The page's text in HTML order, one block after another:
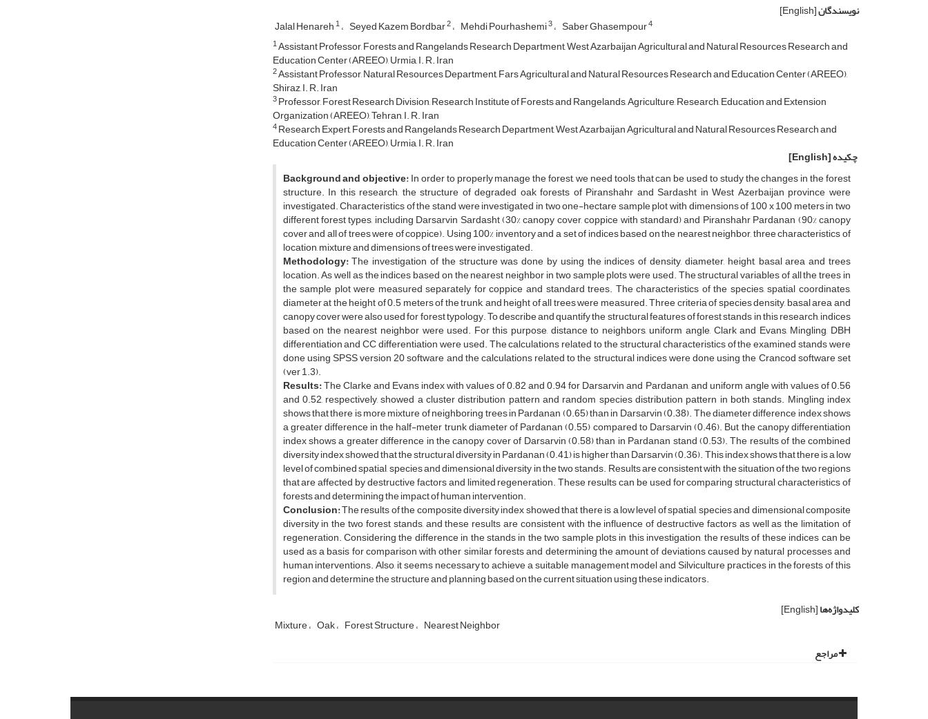
نویسندگان[English]
Jalal Henareh1 Seyed Kazem Bordbar2 Mehdi Pourhashemi3 Saber Ghasempour4
1Assistant Professor, Forests and Rangelands Research Department, West Azarbaijan Agricultural and Natural Resources Research and
Education Center (AREEO), Urmia, I. R. Iran
2Assistant Professor, Natural Resources Department, Fars Agricultural and Natural Resources Research and Education Center (AREEO),
Shiraz, I. R. Iran
3Professor, Forest Research Division, Research Institute of Forests and Rangelands, Agriculture, Research, Education and Extension
Organization (AREEO), Tehran, I. R. Iran
4Research Expert, Forests and Rangelands Research Department, West Azarbaijan Agricultural and Natural Resources Research and
Education Center (AREEO), Urmia, I. R. Iran
چکیده[English]
Background and objective:In order to properly manage the forest, we need tools that can be used to study the changes in the forest
structure. In this research, the structure of degraded oak forests of Piranshahr and Sardasht in West Azerbaijan province were
investigated. Characteristics of the stand were investigated in two one-hectare sample plot with dimensions of 100 x 100 meters in two
different forest types, including Darsarvin Sardasht (30% canopy cover, coppice with standard) and Piranshahr Pardanan (90% canopy
cover and all of trees were of coppice). Using 100% inventory and a set of indices based on the nearest neighbor, three characteristics of
location, mixture and dimensions of trees were investigated.
Methodology:The investigation of the structure was done by using the indices of density, diameter, height, basal area and trees
location. As well as the indices based on the nearest neighbor in two sample plots were used. The structural variables of all the trees in
the sample plot were measured separately for coppice and standard trees. The characteristics of the species, spatial coordinates,
diameter at the height of 0.5 meters of the trunk, and height of all trees were measured. Three criteria of species density, basal area and
canopy cover were also used for forest typology. To describe and quantify the structural features of forest stands in this research, indices
based on the nearest neighbor were used. For this purpose, distance to neighbors, uniform angle, Clark and Evans, Mingling, DBH
differentiation and CC differentiation were used. The calculations related to the structural characteristics of the examined stands were
done using SPSS version 20 software and the calculations related to the structural indices were done using the Crancod software set
(ver 1.3).
Results:The Clarke and Evans index with values of 0.82 and 0.94 for Darsarvin and Pardanan, and uniform angle with values of 0.56
and 0.52, respectively, showed a cluster distribution pattern and random species distribution pattern in both stands. Mingling index
shows that there is more mixture of neighboring trees in Pardanan (0.65) than in Darsarvin (0.38). The diameter difference index shows
a greater difference in the half-meter trunk diameter of Pardanan (0.55) compared to Darsarvin (0.46). But the canopy differentiation
index shows a greater difference in the canopy cover of Darsarvin (0.58) than in Pardanan stand (0.53). The results of the combined
diversity index showed that the structural diversity in Pardanan (0.41) is higher than Darsarvin (0.36). This index shows that there is a low
level of combined spatial, species and dimensional diversity in the two stands. Results are consistent with the situation of the two regions
that are affected by destructive factors and limited regeneration. These results can be used for comparing structural characteristics of
forests and determining the impact of human intervention.
Conclusion:The results of the composite diversity index showed that there is a low level of spatial, species and dimensional composite
diversity in the two forest stands, and these results are consistent with the influence of destructive factors as well as the limitation of
regeneration. Considering the difference in the stands in the two sample plots in this investigation, the results of these indices can be
used as a basis for comparison with other similar forests and determining the amount of deviations caused by natural processes and
human interventions. Also, it seems necessary to achieve a suitable management model and Silviculture practices in the forests of this
region and determine the structure and planning based on the current situation using these indicators.
کلیدواژه‌ها[English]
Mixture Oak Forest Structure Nearest Neighbor
مراجع